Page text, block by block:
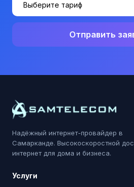
Отправить
Надёжный интернет-провайдер в
Самарканде. Высокоскоростной
интернет для дома и бизнеса.
Услуги